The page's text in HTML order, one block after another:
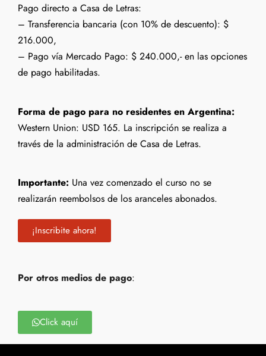
Pago directo a Casa de Letras:
– Transferencia bancaria (con 10% de descuento): $
216.000,
– Pago vía Mercado Pago: $ 240.000,- en las opciones
de pago habilitadas.
Forma de pago para no residentes en Argentina:
Western Union: USD 165. La inscripción se realiza a
través de la administración de Casa de Letras.
Importante: Una vez comenzado el curso no se
realizarán reembolsos de los aranceles abonados.
¡Inscribite ahora!
Por otros medios de pago:
Click aquí